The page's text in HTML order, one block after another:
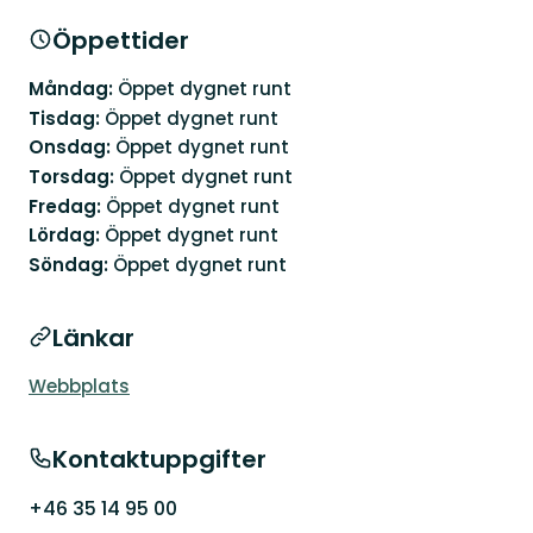
Öppettider
Måndag: Öppet dygnet runt
Tisdag: Öppet dygnet runt
Onsdag: Öppet dygnet runt
Torsdag: Öppet dygnet runt
Fredag: Öppet dygnet runt
Lördag: Öppet dygnet runt
Söndag: Öppet dygnet runt
Länkar
Webbplats
Kontaktuppgifter
+46 35 14 95 00